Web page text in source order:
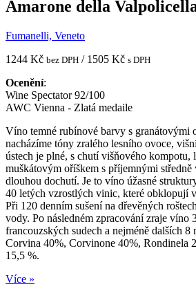
Amarone della
Fumanelli, Veneto
1244 Kč bez DPH / 1505 Kč s DPH
Ocenění:
Wine Spectator 92/100
AWC Vienna - Zlatá medaile
Víno temné rubínové barvy s granátovými
nacházíme tóny zralého lesního ovoce,
ústech je plné, s chutí višňového kompotu,
muškátovým oříškem s příjemnými
dlouhou dochutí. Je to víno úžasné
40 letých vzrostlých vinic, které obklopují
Při 120 denním sušení na dřevěných
vody. Po následném zpracování zraje víno
francouzských sudech a nejméně dalších 8
Corvina 40%, Corvinone 40%, Rondinela
15,5 %.
Více »